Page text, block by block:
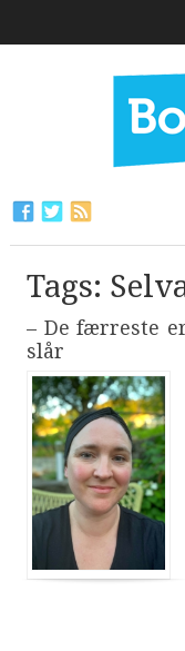
Tags:
– De færreste
slår